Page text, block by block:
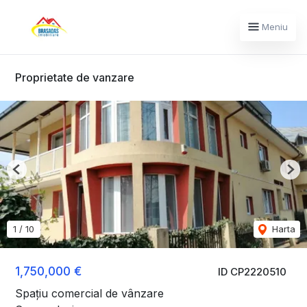
Meniu
Proprietate de vanzare
ID CP2220510
1,750,000 €
Spațiu comercial de vânzare
1 / 10 Harta
Previous